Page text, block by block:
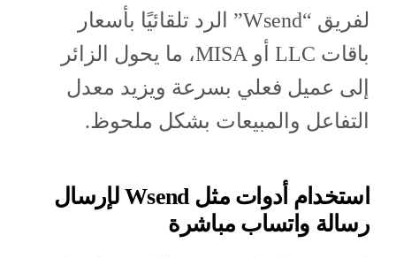
لفريق “Wsend” الرد تلقائيًا بأسعار
باقات LLC أو MISA، ما يحول الزائر
إلى عميل فعلي بسرعة ويزيد معدل
التفاعل والمبيعات بشكل ملحوظ.
استخدام أدوات مثل Wsend لإرسال
رسالة واتساب مباشرة